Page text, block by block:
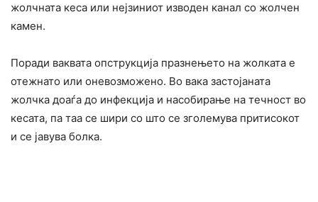
жолчната кеса или нејзиниот изводен канал со жолчен
камен.
Поради ваквата опструкција празнењето на жолката е
отежнато или оневозможено. Во вака застојаната
жолчка доаѓа до инфекција и насобирање на течност во
кесата, па таа се шири со што се зголемува притисокот
и се јавува болка.